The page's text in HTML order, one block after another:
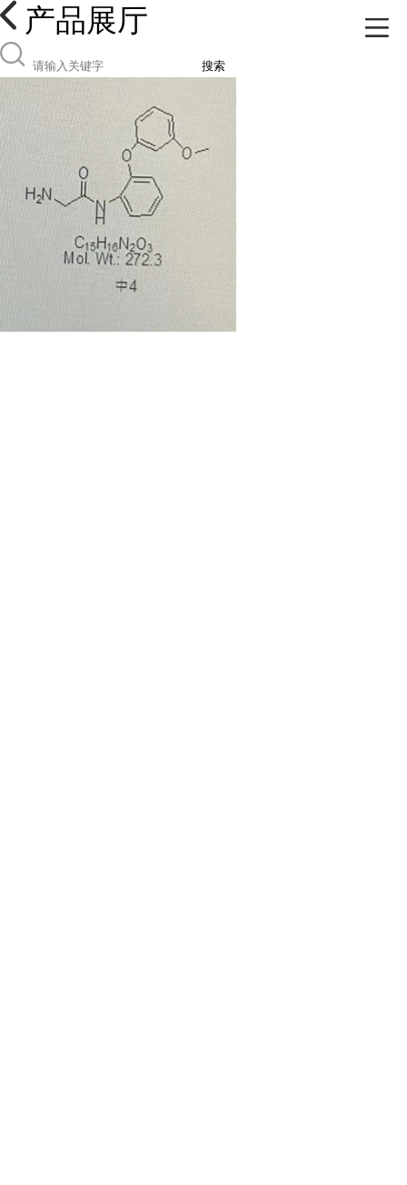
产品展厅
搜索